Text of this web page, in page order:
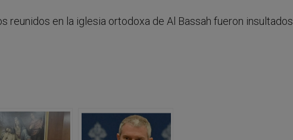
reunidos en la iglesia ortodoxa de Al Bassah fueron insultados